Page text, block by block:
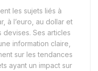
les sujets liés à
à l’euro, au dollar et
devises. Ses articles
information claire,
sur les tendances
ayant un impact sur